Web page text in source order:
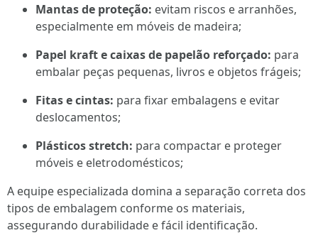
Mantas de proteção: evitam riscos e arranhões,
especialmente em móveis de madeira;
Papel kraft e caixas de papelão reforçado: para
embalar peças pequenas, livros e objetos frágeis;
Fitas e cintas: para fixar embalagens e evitar
deslocamentos;
Plásticos stretch: para compactar e proteger
móveis e eletrodomésticos;
A equipe especializada domina a separação correta dos
tipos de embalagem conforme os materiais,
assegurando durabilidade e fácil identificação.